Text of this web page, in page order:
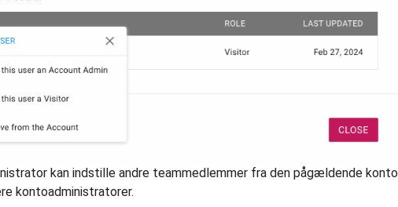
kan indstille andre teammedlemmer fra den pågældende konto
kontoadministratorer.